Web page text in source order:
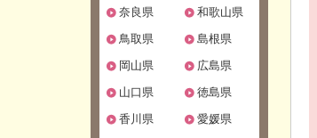
奈良県
和歌山県
鳥取県
島根県
岡山県
広島県
山口県
徳島県
香川県
愛媛県